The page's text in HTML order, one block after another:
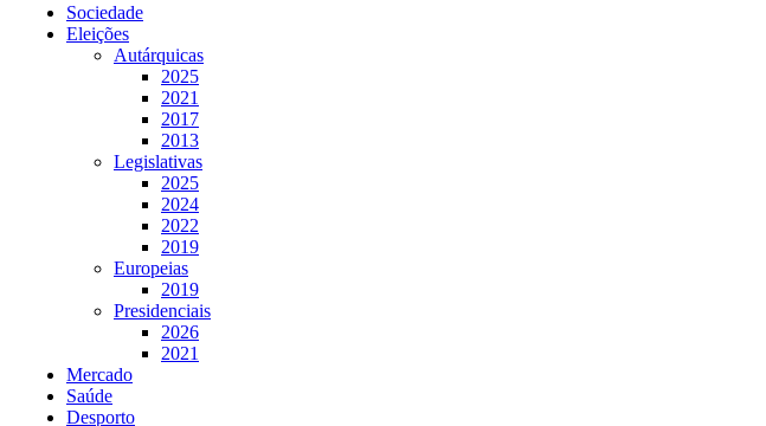
Sociedade
Eleições
Autárquicas
2025
2021
2017
2013
Legislativas
2025
2024
2022
2019
Europeias
2019
Presidenciais
2026
2021
Mercado
Saúde
Desporto